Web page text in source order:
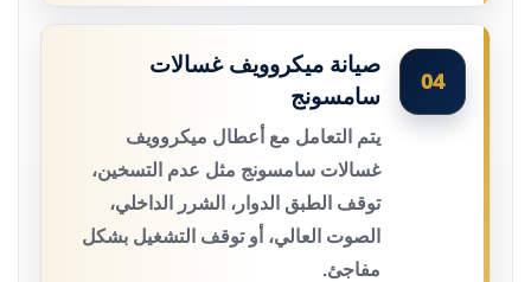
04
صيانة ميكروويف غسالات
سامسونج
يتم التعامل مع أعطال ميكروويف
غسالات سامسونج مثل عدم التسخين،
توقف الطبق الدوار، الشرر الداخلي،
الصوت العالي، أو توقف التشغيل بشكل
مفاجئ.